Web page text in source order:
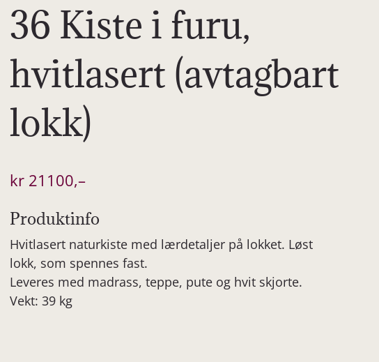
36 Kiste i furu,
hvitlasert (avtagbart
lokk)
kr 21100,–
Produktinfo
Hvitlasert naturkiste med lærdetaljer på lokket. Løst
lokk, som spennes fast.
Leveres med madrass, teppe, pute og hvit skjorte.
Vekt: 39 kg